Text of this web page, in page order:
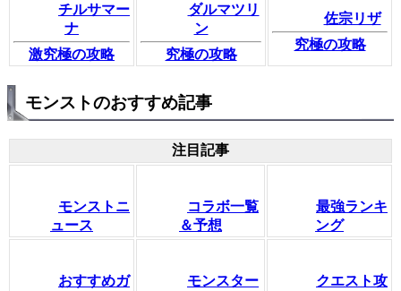
チルサマー
ナ
激究極の攻略
ダルマツリ
ン
究極の攻略
佐宗リザ
究極の攻略
モンストのおすすめ記事
注目記事
モンストニ
ュース
コラボ一覧
＆予想
最強ランキ
ング
おすすめガ
モンスター
クエスト攻